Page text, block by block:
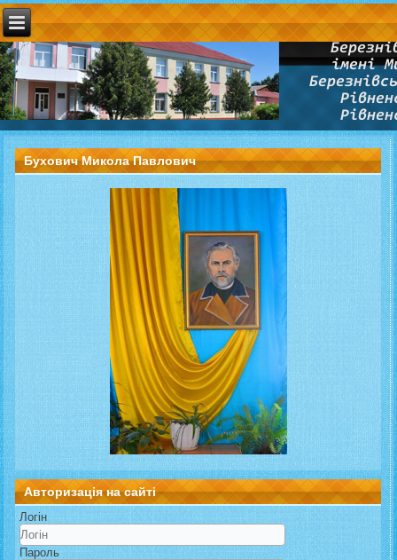
Бухович Микола Павлович
Авторизація на сайті
Логін
Пароль